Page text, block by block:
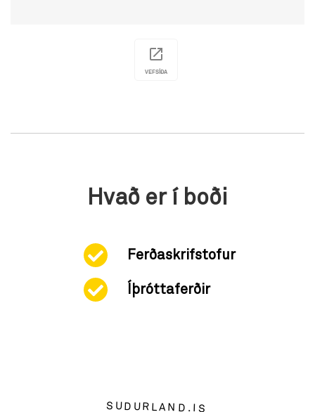
VEFSÍÐA
Hvað er í boði
Ferðaskrifstofur
Íþróttaferðir
SUDURLAND.IS